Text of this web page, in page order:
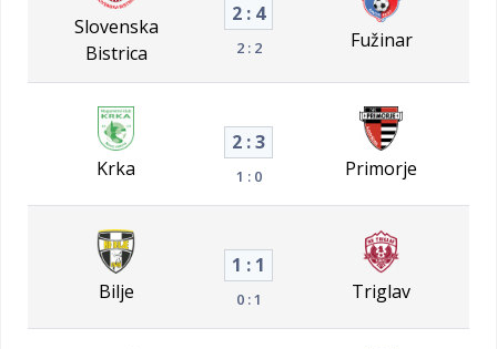
Slovenska
Bistrica
2 : 4
2 : 2 Fužinar
Krka
2 : 3
1 : 0 Primorje
Bilje
1 : 1
0 : 1 Triglav